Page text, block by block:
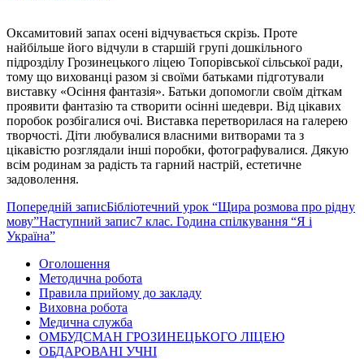
Оксамитовий запах осені відчувається скрізь. Проте
найбільше його відчули в старшій групі дошкільного
підрозділу Грозинецького ліцею Топорівської сільської ради,
тому що вихованці разом зі своїми батьками підготували
виставку «Осіння фантазія». Батьки допомогли своїм діткам
проявити фантазію та створити осінні шедеври. Від цікавих
поробок розбігалися очі. Виставка перетворилася на галерею
творчості. Діти любувалися власними витворами та з
цікавістю розглядали інші поробки, фотографувалися. Дякую
всім родинам за радість та гарний настрій, естетичне
задоволення.
Навігація
по
Попередній записБібліотечний урок “Щира розмова про рідну
мову”Наступний запис7 клас. Година спілкування “Я і
Україна”
Оголошення
Методична робота
Правила прийому до закладу
Виховна робота
Медична служба
ОМБУДСМАН ГРОЗИНЕЦЬКОГО ЛІЦЕЮ
ОБДАРОВАНІ УЧНІ